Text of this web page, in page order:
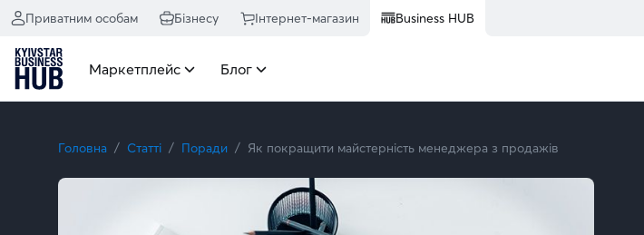
Приватним особам Бізнесу Інтернет-магазин Business HUB
Маркетплейс Блог
Головна Статті Поради Як покращити майстерність менеджера з продажів